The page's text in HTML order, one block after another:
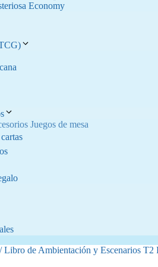
Economy
Juegos de mesa
/ Libro de Ambientación y Escenarios T2